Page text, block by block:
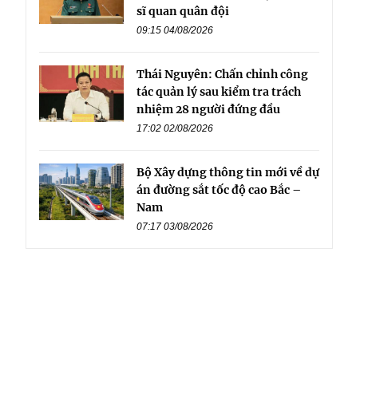
sĩ quan quân đội
09:15 04/08/2026
Thái Nguyên: Chấn chỉnh công
tác quản lý sau kiểm tra trách
nhiệm 28 người đứng đầu
17:02 02/08/2026
Bộ Xây dựng thông tin mới về dự
án đường sắt tốc độ cao Bắc –
Nam
07:17 03/08/2026